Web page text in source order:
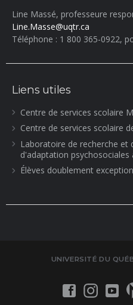
Line Massé, professeure
Line.Masse@uqtr.ca
Téléphone : 1 800 365-0922,
Liens utiles
Centre de services scolaire
Centre de services scolaire
Laboratoire de recherche et
d'adaptation psychosociales
Élèves doublement
UNIVERSITÉ DU